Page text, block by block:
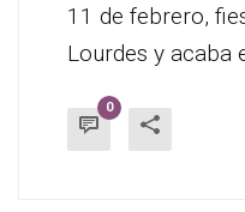
11 de febrero,
Lourdes y acaba
0